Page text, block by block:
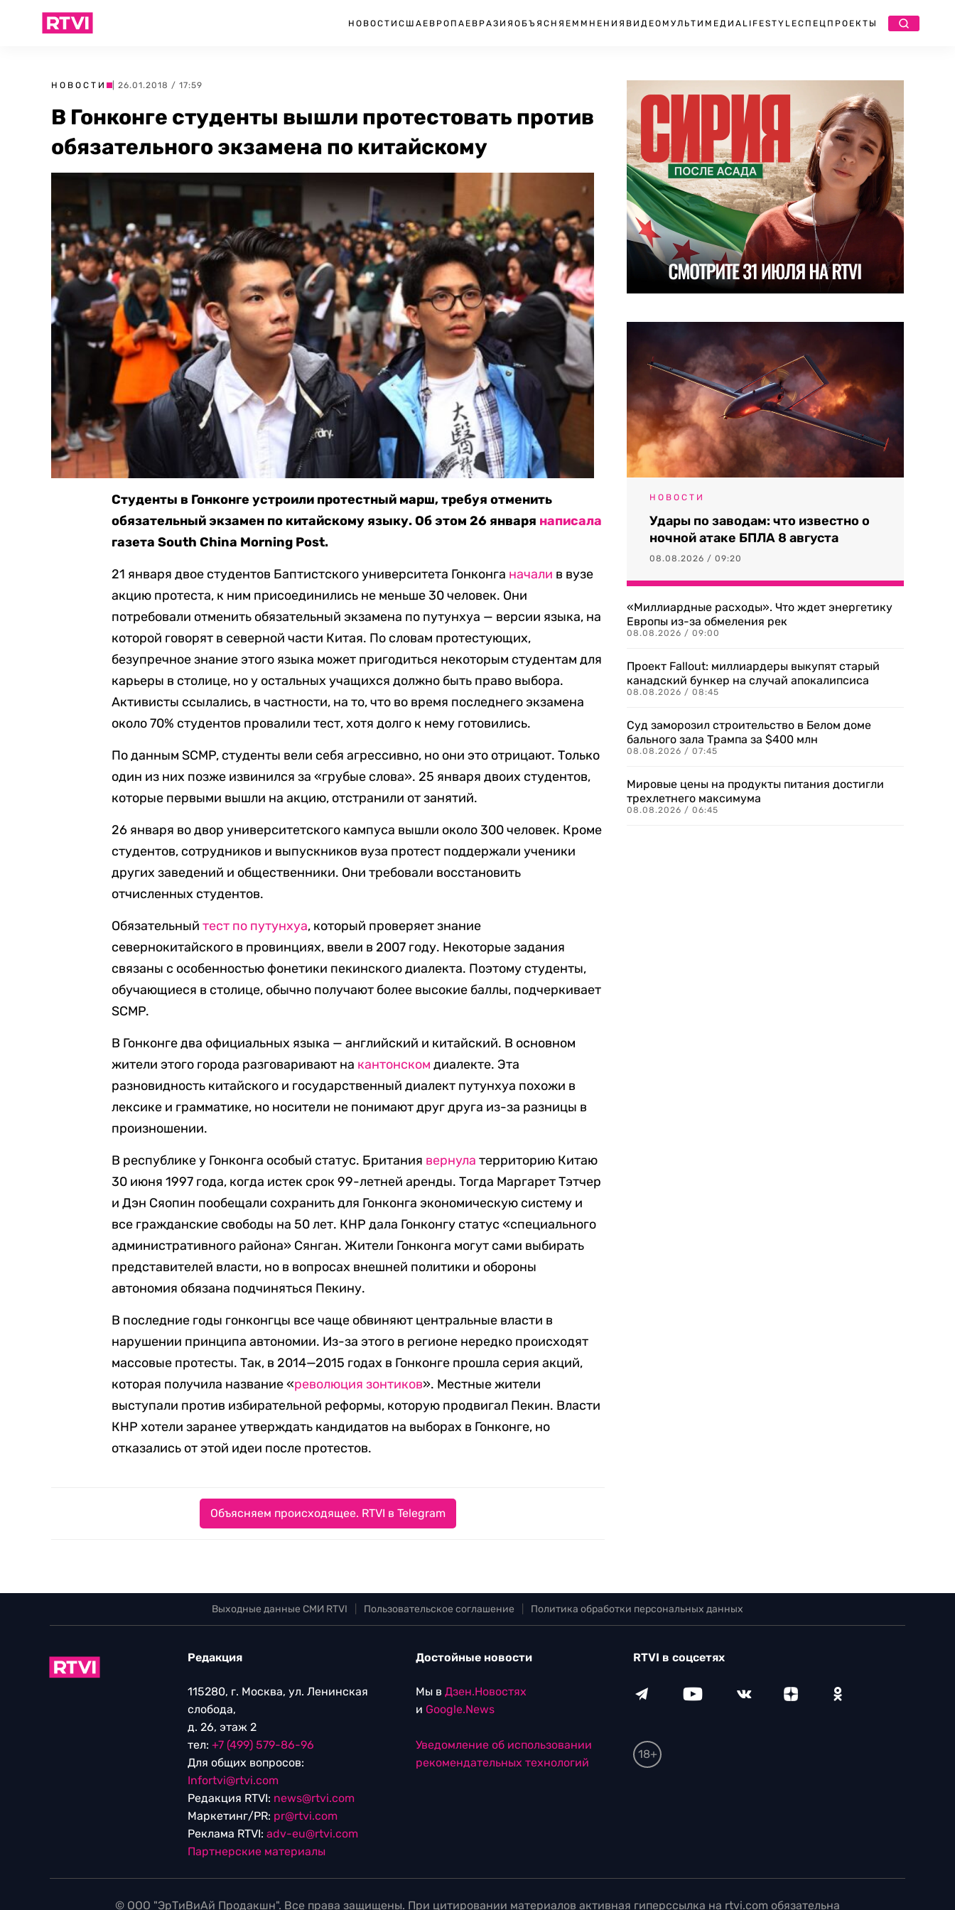
НОВОСТИ США ЕВРОПА ЕВРАЗИЯ ОБЪЯСНЯЕМ МНЕНИЯ ВИДЕО МУЛЬТИМЕДИА LIFESTYLEСПЕЦПРОЕКТЫ
НОВОСТИ | 26.01.2018 / 17:59
В Гонконге студенты вышли протестовать против
обязательного экзамена по китайскому
Студенты в Гонконге устроили протестный марш, требуя отменить
обязательный экзамен по китайскому языку. Об этом 26 января написала
газета South China Morning Post.
21 января двое студентов Баптистского университета Гонконга начали в вузе
акцию протеста, к ним присоединились не меньше 30 человек. Они
потребовали отменить обязательный экзамена по путунхуа — версии языка, на
которой говорят в северной части Китая. По словам протестующих,
безупречное знание этого языка может пригодиться некоторым студентам для
карьеры в столице, но у остальных учащихся должно быть право выбора.
Активисты ссылались, в частности, на то, что во время последнего экзамена
около 70% студентов провалили тест, хотя долго к нему готовились.
По данным SCMP, студенты вели себя агрессивно, но они это отрицают. Только
один из них позже извинился за «грубые слова». 25 января двоих студентов,
которые первыми вышли на акцию, отстранили от занятий.
26 января во двор университетского кампуса вышли около 300 человек. Кроме
студентов, сотрудников и выпускников вуза протест поддержали ученики
других заведений и общественники. Они требовали восстановить
отчисленных студентов.
Обязательныйтест по путунхуа, который проверяет знание
севернокитайского в провинциях, ввели в 2007 году. Некоторые задания
связаны с особенностью фонетики пекинского диалекта. Поэтому студенты,
обучающиеся в столице, обычно получают более высокие баллы, подчеркивает
SCMP.
В Гонконге два официальных языка — английский и китайский. В основном
жители этого города разговаривают на кантонском диалекте. Эта
разновидность китайского и государственный диалект путунхуа похожи в
лексике и грамматике, но носители не понимают друг друга из-за разницы в
произношении.
В республике у Гонконга особый статус. Британия вернула территорию Китаю
30 июня 1997 года, когда истек срок 99-летней аренды. Тогда Маргарет Тэтчер
и Дэн Сяопин пообещали сохранить для Гонконга экономическую систему и
все гражданские свободы на 50 лет. КНР дала Гонконгу статус «специального
административного района» Сянган. Жители Гонконга могут сами выбирать
представителей власти, но в вопросах внешней политики и обороны
автономия обязана подчиняться Пекину.
В последние годы гонконгцы все чаще обвиняют центральные власти в
нарушении принципа автономии. Из-за этого в регионе нередко происходят
массовые протесты. Так, в 2014—2015 годах в Гонконге прошла серия акций,
которая получила название «революция зонтиков». Местные жители
выступали против избирательной реформы, которую продвигал Пекин. Власти
КНР хотели заранее утверждать кандидатов на выборах в Гонконге, но
отказались от этой идеи после протестов.
Объясняем происходящее. RTVI в Telegram
НОВОСТИ
Удары по заводам: что известно о
ночной атаке БПЛА 8 августа
08.08.2026 / 09:20
«Миллиардные расходы». Что ждет энергетику
Европы из-за обмеления рек
08.08.2026 / 09:00
Проект Fallout: миллиардеры выкупят старый
канадский бункер на случай апокалипсиса
08.08.2026 / 08:45
Суд заморозил строительство в Белом доме
бального зала Трампа за $400 млн
08.08.2026 / 07:45
Мировые цены на продукты питания достигли
трехлетнего максимума
08.08.2026 / 06:45
Выходные данные СМИ RTVI Пользовательское соглашение Политика обработки персональных данных
Редакция
115280, г. Москва, ул. Ленинская
слобода,
д. 26, этаж 2
тел: +7 (499) 579-86-96
Для общих вопросов:
Infortvi@rtvi.com
Редакция RTVI: news@rtvi.com
Маркетинг/PR: pr@rtvi.com
Реклама RTVI: adv-eu@rtvi.com
Партнерские материалы
Достойные новости
Мы в Дзен.Новостях
и Google.News
Уведомление об использовании
рекомендательных технологий
RTVI в соцсетях
18+
© ООО "ЭрТиВиАй Продакшн". Все права защищены. При цитировании материалов активная гиперссылка на rtvi.com обязательна